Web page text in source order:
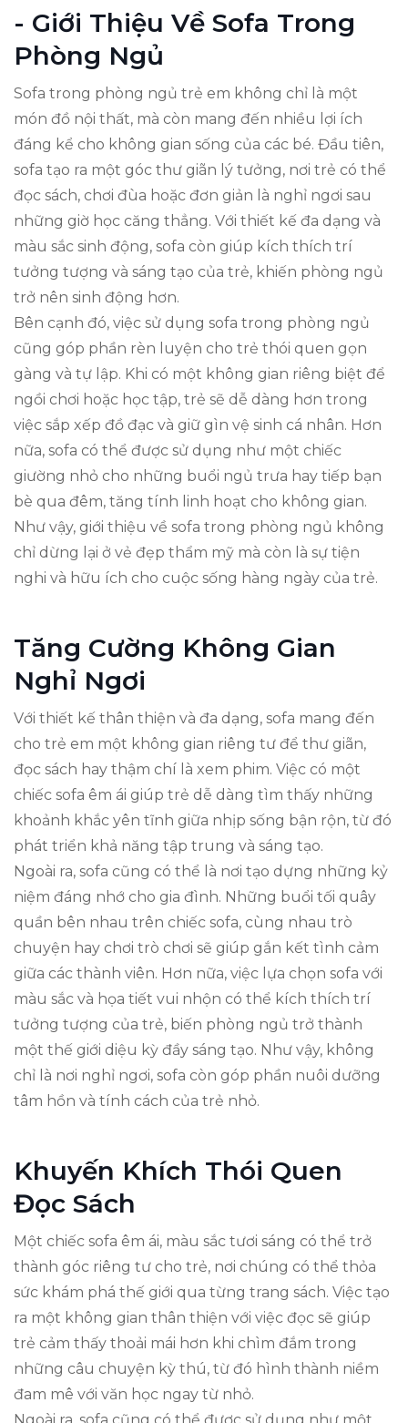
- Giới Thiệu Về Sofa Trong
Phòng Ngủ
Sofa trong phòng ngủ trẻ em không chỉ là một
món đồ nội thất, mà còn mang đến nhiều lợi ích
đáng kể cho không gian sống của các bé. Đầu tiên,
sofa tạo ra một góc thư giãn lý tưởng, nơi trẻ có thể
đọc sách, chơi đùa hoặc đơn giản là nghỉ ngơi sau
những giờ học căng thẳng. Với thiết kế đa dạng và
màu sắc sinh động, sofa còn giúp kích thích trí
tưởng tượng và sáng tạo của trẻ, khiến phòng ngủ
trở nên sinh động hơn.
Bên cạnh đó, việc sử dụng sofa trong phòng ngủ
cũng góp phần rèn luyện cho trẻ thói quen gọn
gàng và tự lập. Khi có một không gian riêng biệt để
ngồi chơi hoặc học tập, trẻ sẽ dễ dàng hơn trong
việc sắp xếp đồ đạc và giữ gìn vệ sinh cá nhân. Hơn
nữa, sofa có thể được sử dụng như một chiếc
giường nhỏ cho những buổi ngủ trưa hay tiếp bạn
bè qua đêm, tăng tính linh hoạt cho không gian.
Như vậy, giới thiệu về sofa trong phòng ngủ không
chỉ dừng lại ở vẻ đẹp thẩm mỹ mà còn là sự tiện
nghi và hữu ích cho cuộc sống hàng ngày của trẻ.
Tăng Cường Không Gian
Nghỉ Ngơi
Với thiết kế thân thiện và đa dạng, sofa mang đến
cho trẻ em một không gian riêng tư để thư giãn,
đọc sách hay thậm chí là xem phim. Việc có một
chiếc sofa êm ái giúp trẻ dễ dàng tìm thấy những
khoảnh khắc yên tĩnh giữa nhịp sống bận rộn, từ đó
phát triển khả năng tập trung và sáng tạo.
Ngoài ra, sofa cũng có thể là nơi tạo dựng những kỷ
niệm đáng nhớ cho gia đình. Những buổi tối quây
quần bên nhau trên chiếc sofa, cùng nhau trò
chuyện hay chơi trò chơi sẽ giúp gắn kết tình cảm
giữa các thành viên. Hơn nữa, việc lựa chọn sofa với
màu sắc và họa tiết vui nhộn có thể kích thích trí
tưởng tượng của trẻ, biến phòng ngủ trở thành
một thế giới diệu kỳ đầy sáng tạo. Như vậy, không
chỉ là nơi nghỉ ngơi, sofa còn góp phần nuôi dưỡng
tâm hồn và tính cách của trẻ nhỏ.
Khuyến Khích Thói Quen
Đọc Sách
Một chiếc sofa êm ái, màu sắc tươi sáng có thể trở
thành góc riêng tư cho trẻ, nơi chúng có thể thỏa
sức khám phá thế giới qua từng trang sách. Việc tạo
ra một không gian thân thiện với việc đọc sẽ giúp
trẻ cảm thấy thoải mái hơn khi chìm đắm trong
những câu chuyện kỳ thú, từ đó hình thành niềm
đam mê với văn học ngay từ nhỏ.